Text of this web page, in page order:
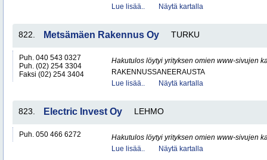
Lue lisää..
Näytä kartalla
822. Metsämäen Rakennus Oy TURKU
Puh. 040 543 0327
Puh. (02) 254 3304
Faksi (02) 254 3404
Hakutulos löytyi yrityksen omien www-sivujen
RAKENNUSSANEERAUSTA
Lue lisää..
Näytä kartalla
823. Electric Invest Oy LEHMO
Puh. 050 466 6272
Hakutulos löytyi yrityksen omien www-sivujen
Lue lisää..
Näytä kartalla